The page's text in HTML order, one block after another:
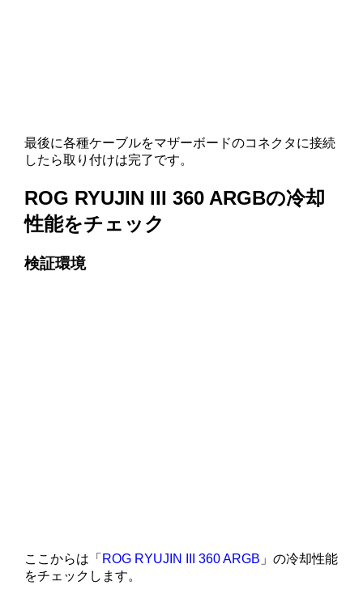
最後に各種ケーブルをマザーボードのコネクタに接続
したら取り付けは完了です。
ROG RYUJIN III 360 ARGBの冷却
性能をチェック
検証環境
ここからは「 ROG RYUJIN III 360 ARGB 」の冷却性能
をチェックします。